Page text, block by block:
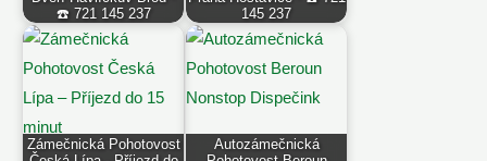
☎️ 721 145 237
145 237
Zámečnická Pohotovost
Autozámečnická